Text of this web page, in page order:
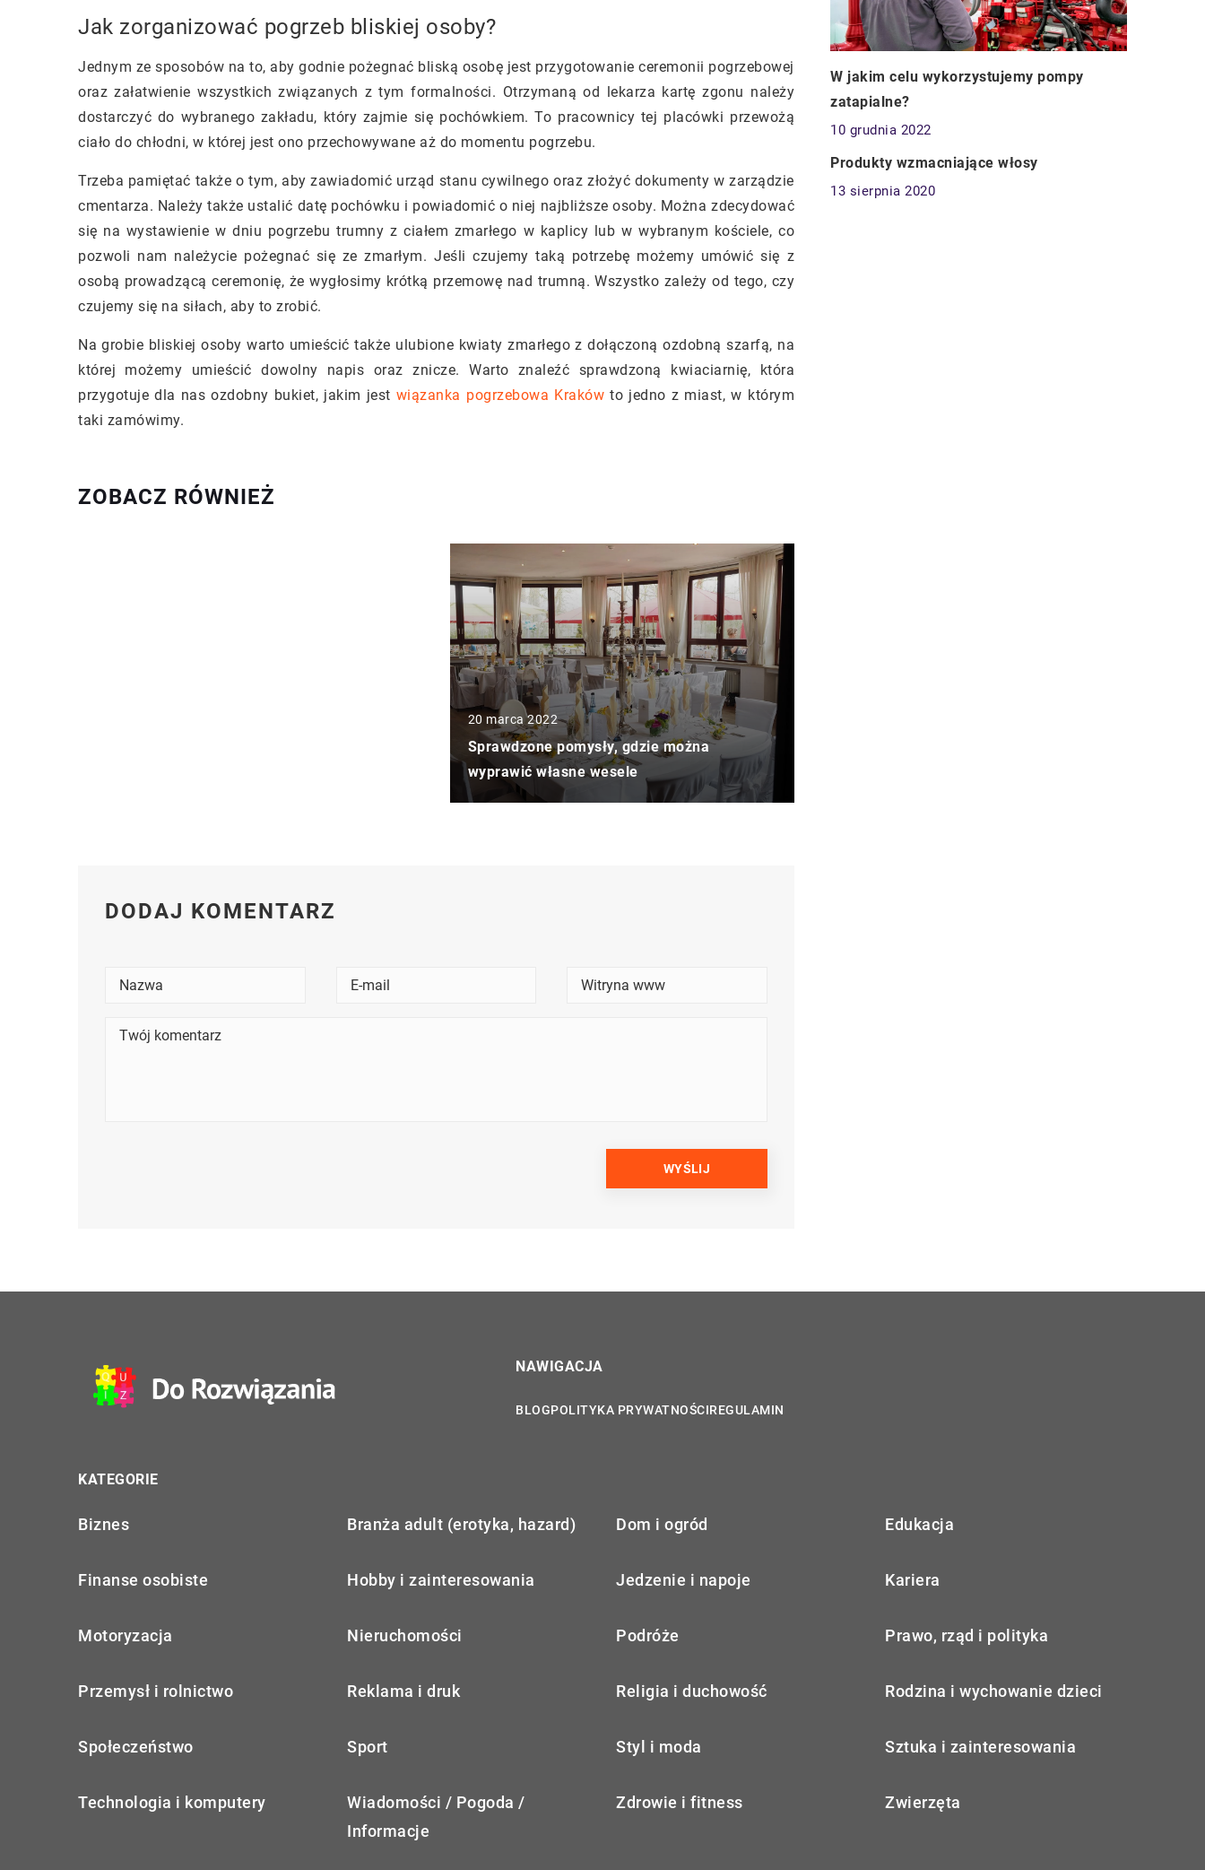
Jak zorganizować pogrzeb bliskiej osoby?
Jednym ze sposobów na to, aby godnie pożegnać bliską osobę jest przygotowanie ceremonii pogrzebowej
oraz załatwienie wszystkich związanych z tym formalności. Otrzymaną od lekarza kartę zgonu należy
dostarczyć do wybranego zakładu, który zajmie się pochówkiem. To pracownicy tej placówki przewożą
ciało do chłodni, w której jest ono przechowywane aż do momentu pogrzebu.
Trzeba pamiętać także o tym, aby zawiadomić urząd stanu cywilnego oraz złożyć dokumenty w zarządzie
cmentarza. Należy także ustalić datę pochówku i powiadomić o niej najbliższe osoby. Można zdecydować
się na wystawienie w dniu pogrzebu trumny z ciałem zmarłego w kaplicy lub w wybranym kościele, co
pozwoli nam należycie pożegnać się ze zmarłym. Jeśli czujemy taką potrzebę możemy umówić się z
osobą prowadzącą ceremonię, że wygłosimy krótką przemowę nad trumną. Wszystko zależy od tego, czy
czujemy się na siłach, aby to zrobić.
Na grobie bliskiej osoby warto umieścić także ulubione kwiaty zmarłego z dołączoną ozdobną szarfą, na
której możemy umieścić dowolny napis oraz znicze. Warto znaleźć sprawdzoną kwiaciarnię, która
przygotuje dla nas ozdobny bukiet, jakim jest wiązanka pogrzebowa Kraków to jedno z miast, w którym
taki zamówimy.
ZOBACZ RÓWNIEŻ
20 marca 2022
Sprawdzone pomysły, gdzie można
wyprawić własne wesele
W jakim celu wykorzystujemy pompy
zatapialne?
10 grudnia 2022
CZŁOWIEK I STYL
Produkty wzmacniające włosy
13 sierpnia 2020
DODAJ KOMENTARZ
NAWIGACJA
BLOGPOLITYKA PRYWATNOŚCIREGULAMIN
KATEGORIE
Biznes Branża adult (erotyka, hazard) Dom i ogród Edukacja
Finanse osobiste Hobby i zainteresowania Jedzenie i napoje Kariera
Motoryzacja Nieruchomości Podróże Prawo, rząd i polityka
Przemysł i rolnictwo Reklama i druk Religia i duchowość Rodzina i wychowanie dzieci
Społeczeństwo Sport Styl i moda Sztuka i zainteresowania
Technologia i komputery
Wiadomości / Pogoda /
Informacje
Zdrowie i fitness Zwierzęta